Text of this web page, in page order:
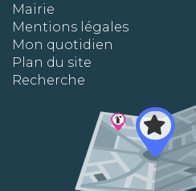
Mairie
Mentions légales
Mon quotidien
Plan du site
Recherche